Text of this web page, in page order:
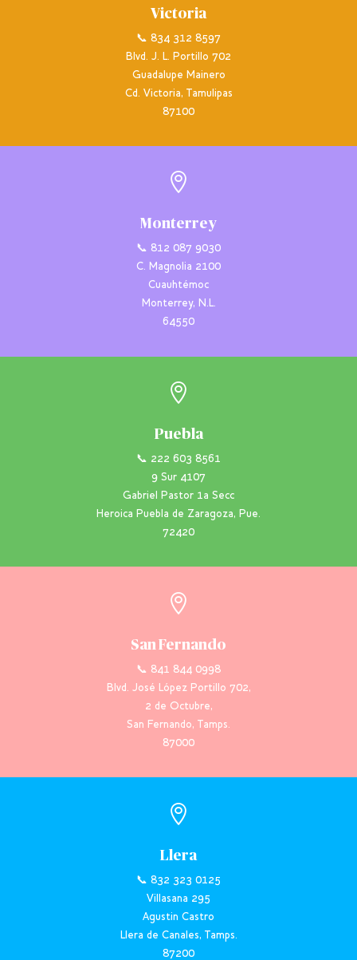
Victoria
📞 834 312 8597
Blvd. J. L. Portillo 702
Guadalupe Mainero
Cd. Victoria, Tamulipas
87100

Monterrey
📞 812 087 9030
C. Magnolia 2100
Cuauhtémoc
Monterrey, N.L.
64550

Puebla
📞 222 603 8561
9 Sur 4107
Gabriel Pastor 1a Secc
Heroica Puebla de Zaragoza, Pue.
72420

San Fernando
📞 841 844 0998
Blvd. José López Portillo 702,
2 de Octubre,
San Fernando, Tamps.
87000

Llera
📞 832 323 0125
Villasana 295
Agustin Castro
Llera de Canales, Tamps.
87200